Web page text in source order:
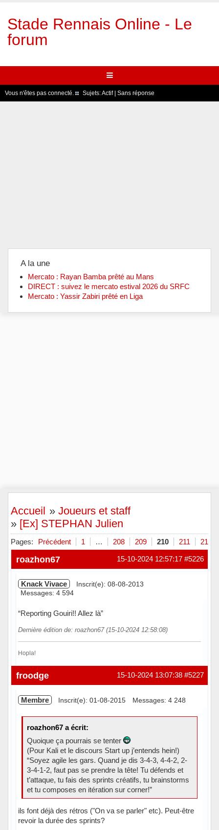
Stade Rennais Online - Le
forum
Vous n'êtes pas connecté. Sujets:Actif| Sans réponse
A la une
Mercato : Rayan Bamba prêté au Mans
DIRECT : suivez le mercato estival 2026 du SRFC
Mercato : Yassir Zabiri prêté en Liga
Accueil »Joueurs et staff
» [Ex] STEPHAN Julien
Pages: Précédent 1 … 208 209 210 211 212
#5226
15-10-2024 12:57:17
roazhon67
Knack Vivace
Inscrit(e): 08-08-2013
Messages: 4 594
“Reporting Gouiri!! Allez là”
Dernière édition de: roazhon67 (15-10-2024 12:58:08)
Hopla!
Hors ligne #5227
15-10-2024 13:07:38
froodge
Membre Inscrit(e): 01-08-2015 Messages: 4 248
roazhon67 a écrit:
Quoique ça pourrais se tenter
(Pour Kali et le discours Start up j’entends hein!)
“Soyez agile les gars. Quand je dis 3-4-3, 4-4-2, 2-
3-4-1-2, faut pas se prendre la tête! Tu défends et
t’attaque, tu fais des sprints créatifs, tu brainstorms
et tu composes en itération sur corner!”
ils font déjà des rétros ("On va se parler" etc). Peut-être
revoir la durée des sprints?